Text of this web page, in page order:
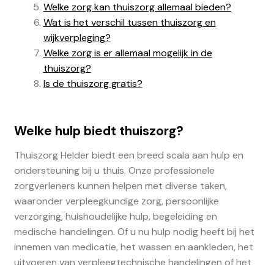
Welke zorg kan thuiszorg allemaal bieden?
Wat is het verschil tussen thuiszorg en
wijkverpleging?
Welke zorg is er allemaal mogelijk in de
thuiszorg?
Is de thuiszorg gratis?
Welke hulp biedt thuiszorg?
Thuiszorg Helder biedt een breed scala aan hulp en
ondersteuning bij u thuis. Onze professionele
zorgverleners kunnen helpen met diverse taken,
waaronder verpleegkundige zorg, persoonlijke
verzorging, huishoudelijke hulp, begeleiding en
medische handelingen. Of u nu hulp nodig heeft bij het
innemen van medicatie, het wassen en aankleden, het